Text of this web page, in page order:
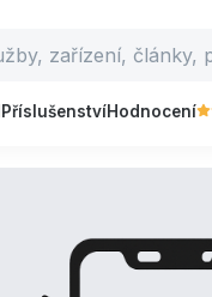
PříslušenstvíHodnocení